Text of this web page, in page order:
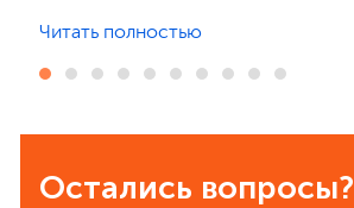
отзвонились по итогам осмотра,
порадовал, без лишнего ожидания и
рекомендовать всем знакомым.
Читать полностью
Остались вопросы?